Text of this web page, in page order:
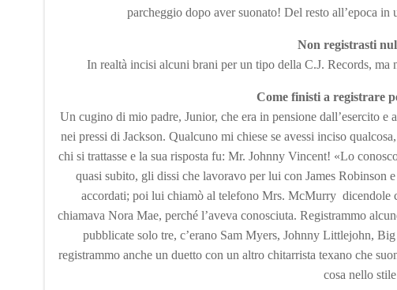
parcheggio dopo aver suonato! Del resto all’epoca in
Non registrasti
In realtà incisi alcuni brani per un tipo della C.J. Records,
Come finisti a registrare
Un cugino di mio padre, Junior, che era in pensione dall’esercito
nei pressi di Jackson. Qualcuno mi chiese se avessi inciso
chi si trattasse e la sua risposta fu: Mr. Johnny Vincent! «Lo
quasi subito, gli dissi che lavoravo per lui con James Robinson
accordati; poi lui chiamò al telefono Mrs. McMurry dicendole
chiamava Nora Mae, perché l’aveva conosciuta. Registrammo
pubblicate solo tre, c’erano Sam Myers, Johnny Littlejohn,
registrammo anche un duetto con un altro chitarrista texano che
cosa nello